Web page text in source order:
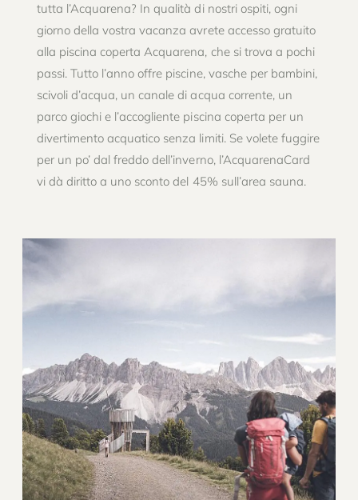
tutta l’Acquarena? In qualità di nostri ospiti, ogni
giorno della vostra vacanza avrete accesso gratuito
alla piscina coperta Acquarena, che si trova a pochi
passi. Tutto l’anno offre piscine, vasche per bambini,
scivoli d’acqua, un canale di acqua corrente, un
parco giochi e l’accogliente piscina coperta per un
divertimento acquatico senza limiti. Se volete fuggire
per un po’ dal freddo dell’inverno, l’AcquarenaCard
vi dà diritto a uno sconto del 45% sull’area sauna.